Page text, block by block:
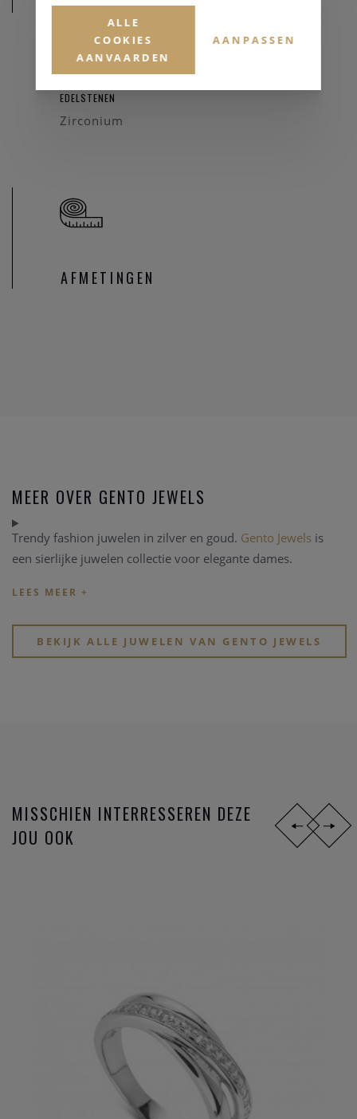
MATERIAAL & KLEUR
Zilver 925
EDELSTENEN
Zirconium
AFMETINGEN
MEER OVER GENTO JEWELS
Trendy fashion juwelen in zilver en goud. Gento Jewels is
een sierlijke juwelen collectie voor elegante dames.
BEKIJK ALLE JUWELEN VAN GENTO JEWELS
MISSCHIEN INTERRESSEREN DEZE
JOU OOK
ALLE
COOKIES
AANVAARDEN
AANPASSEN